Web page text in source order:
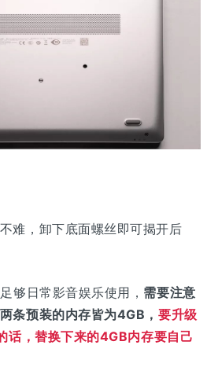
难，卸下底面螺丝即可揭开后
够日常影音娱乐使用， 需要注意
条预装的内存皆为4GB， 要升级
话，替换下来的4GB内存要自己